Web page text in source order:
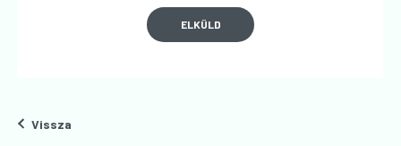
ELKÜLD
Vissza